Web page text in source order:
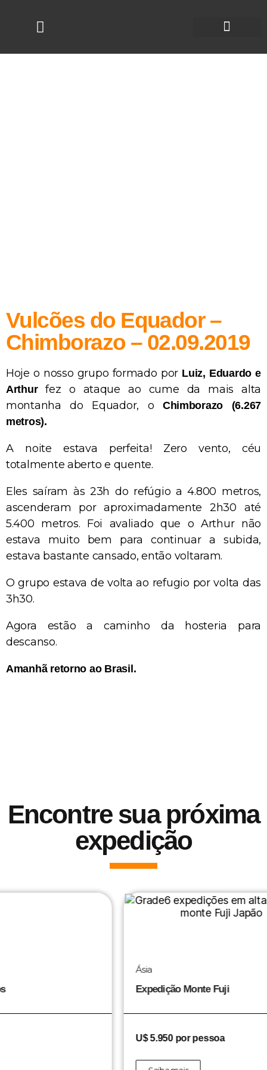
Vulcões do Equador –
Chimborazo – 02.09.2019
Hoje o nosso grupo formado por Luiz, Eduardo e
Arthurfez o ataque ao cume da mais alta
montanha do Equador, o Chimborazo (6.267
metros).
A noite estava perfeita! Zero vento, céu
totalmente aberto e quente.
Eles saíram às 23h do refúgio a 4.800 metros,
ascenderam por aproximadamente 2h30 até
5.400 metros. Foi avaliado que o Arthur não
estava muito bem para continuar a subida,
estava bastante cansado, então voltaram.
O grupo estava de volta ao refugio por volta das
3h30.
Agora estão a caminho da hosteria para
descanso.
Amanhã retorno ao Brasil.
Encontre sua próxima
expedição
Expedição Monte Fuji
U$ 5.950 por pessoa